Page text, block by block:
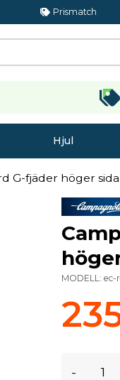
Prismatch
Hjul
G-fjäder höger sida
MODELL:ec-
-